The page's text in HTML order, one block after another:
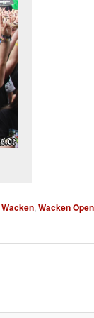
Wacken, Wacken